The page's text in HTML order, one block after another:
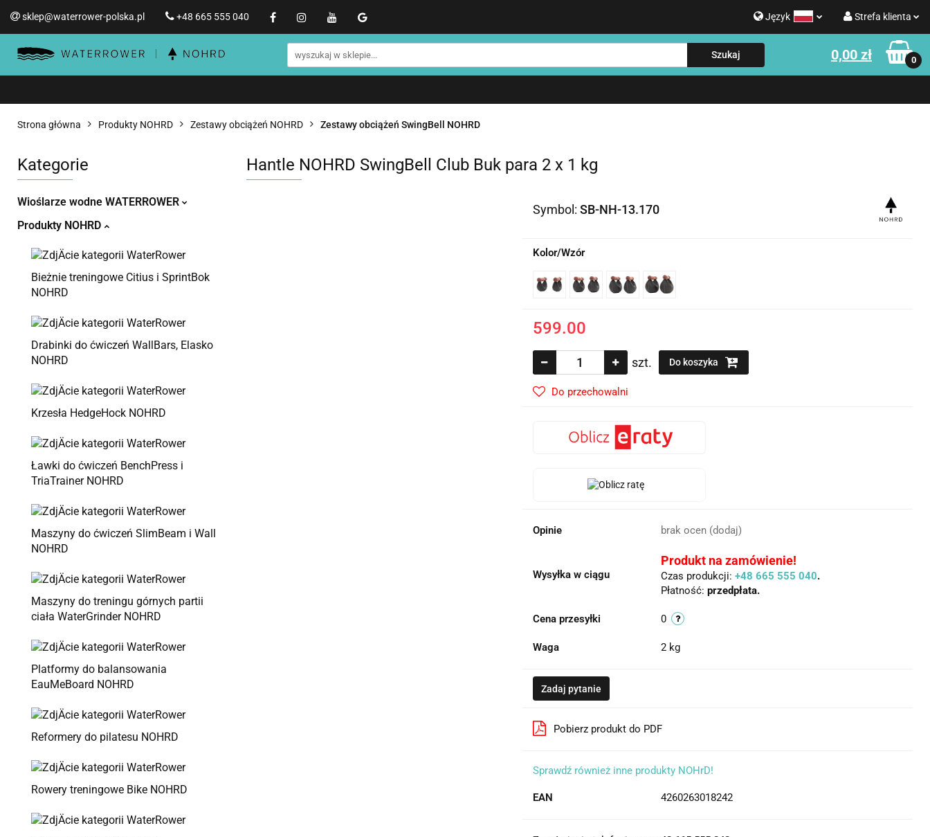
sklep@waterrower-polska.pl +48 665 555 040 Język Strefa klienta
Zaloguj się
0,00 zł 0
Strefa treningowa NOHRD Strefa klienta
Wioślarze wodne WATERROWER Produkty NOHRD
Informacje o WATERROWER Informacje o NOHRD Strefa treningowa NOHRD Strefa klienta
Promocje %
Strona główna Produkty NOHRD Zestawy obciążeń NOHRD Zestawy obciążeń SwingBell NOHRD
Kategorie
Wioślarze wodne WATERROWER
Produkty NOHRD
Bieżnie treningowe Citius i SprintBok
NOHRD
Drabinki do ćwiczeń WallBars, Elasko
NOHRD
Krzesła HedgeHock NOHRD
Ławki do ćwiczeń BenchPress i
TriaTrainer NOHRD
Maszyny do ćwiczeń SlimBeam i Wall
NOHRD
Maszyny do treningu górnych partii
ciała WaterGrinder NOHRD
Platformy do balansowania
EauMeBoard NOHRD
Reformery do pilatesu NOHRD
Rowery treningowe Bike NOHRD
Hantle NOHRD SwingBell Club Buk para 2 x 1 kg
Symbol: SB-NH-13.170
Kolor/Wzór
599.00
szt. Do koszyka
Do przechowalni
Opinie brak ocen (dodaj)
Wysyłka w ciągu
Produkt na zamówienie!
Czas produkcji: +48 665 555 040.
Płatność: przedpłata.
Cena przesyłki 0
Waga 2 kg
Zadaj pytanie
Pobierz produkt do PDF
Sprawdź również inne produkty NOHrD!
EAN 4260263018242